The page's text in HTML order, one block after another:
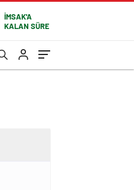
İMSAK'A
KALAN SÜRE